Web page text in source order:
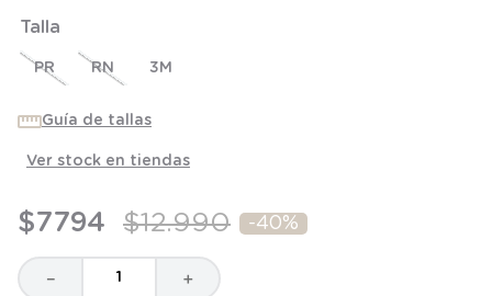
Talla
PR RN 3M
Guía de tallas
Ver stock en tiendas
$7794 $12.990 -40%
＋
－
poleron